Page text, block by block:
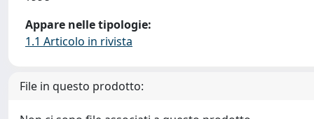
Appare nelle tipologie:
1.1 Articolo in rivista
File in questo prodotto: